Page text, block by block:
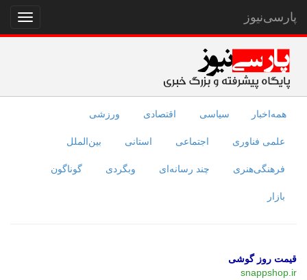
نمایش
منو
پارسی‌نیوز
همه‌اخبار سیاسی اقتصادی ورزشی
علمی فناوری اجتماعی استانی بین‌الملل
فرهنگی‌هنری چند رسانه‌ای وبگردی گوناگون
بازار
قیمت روز گوشی
snappshop.ir